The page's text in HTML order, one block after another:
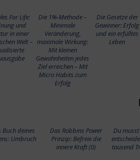
For Life:
und
in einer
Welt –
Die 1%-Methode –
Minimale
Veränderung,
maximale Wirkung:
Mit kleinen
Gewohnheiten jedes
Ziel erreichen – Mit
Micro Habits zum
Erfolg
Die Gesetze der
Gewinner: Erfolg
und ein erfülltes
Leben
Buch deines
Umbruch
Das Robbins Power
Prinzip: Befreie die
innere Kraft (0)
Du
tausend